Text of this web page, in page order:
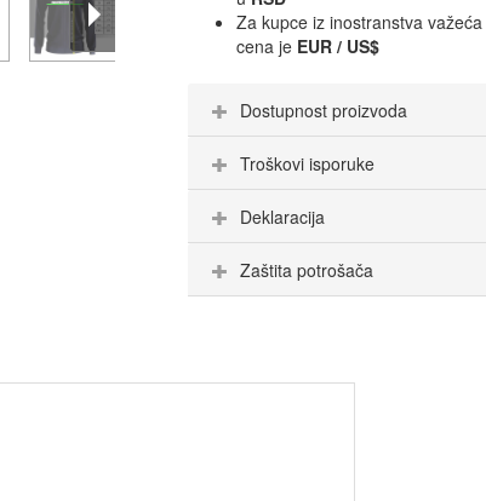
Za kupce iz inostranstva važeća
cena je EUR / US$
Dostupnost proizvoda
Troškovi isporuke
Deklaracija
Zaštita potrošača